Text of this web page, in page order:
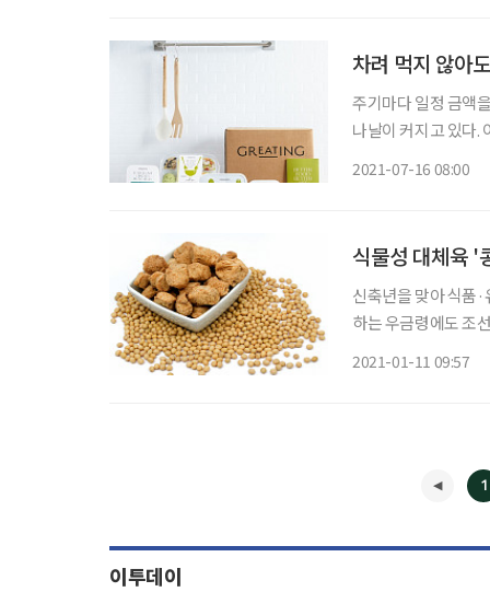
차려 먹지 않아
주기마다 일정 금액
나날이 커지고 있다.
2021-07-16 08:00
식물성 대체육 '
신축년을 맞아 식품
하는 우금령에도 조
2021-01-11 09:57
1
이투데이